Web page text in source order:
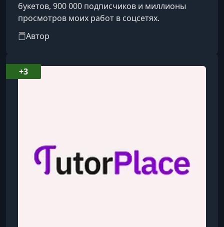
букетов, 900 000 подписчиков и миллионы
просмотров моих работ в соцсетях.
Автор
+3